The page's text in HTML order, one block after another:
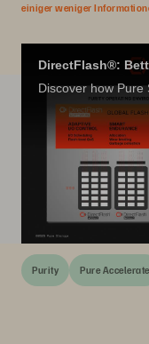
einiger weniger
Purity Pure Accelerate